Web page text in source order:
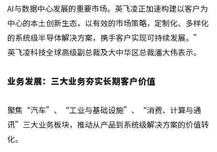
AI与数据中心发展的重要市场。英飞凌正加速构建以客户为
中心的本土创新生态，以有效的市场策略，定制化、多样化
的系统级半导体解决方案，携手客户实现可持续发展。”
英飞凌科技全球高级副总裁及大中华区总裁潘大伟表示。
业务发展：三大业务夯实长期客户价值
聚焦“汽车”、“工业与基础设施”、“消费、计算与通
讯”三大业务板块，推动从产品到系统级解决方案的价值转
化。